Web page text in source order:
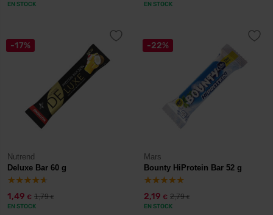
EN STOCK EN STOCK
-17%
Nutrend
Deluxe Bar 60 g
1,49 € 1,79€
EN STOCK
-22%
Mars
Bounty HiProtein Bar 52 g
2,19 € 2,79€
EN STOCK